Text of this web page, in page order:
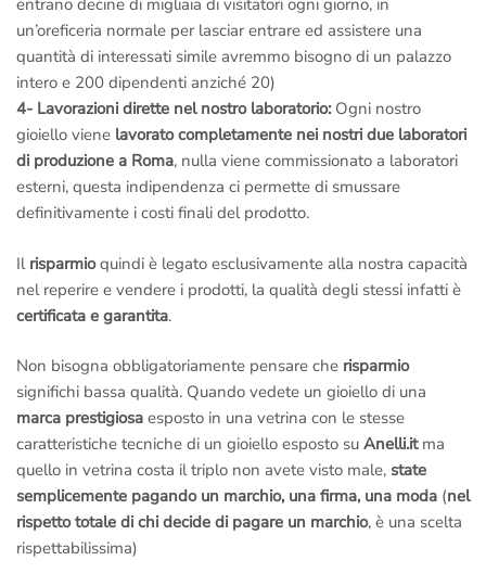
entrano decine di migliaia di visitatori ogni giorno, in
un’oreficeria normale per lasciar entrare ed assistere una
quantità di interessati simile avremmo bisogno di un palazzo
intero e 200 dipendenti anziché 20)
4- Lavorazioni dirette nel nostro laboratorio: Ogni nostro
gioiello viene lavorato completamente nei nostri due laboratori
di produzione a Roma, nulla viene commissionato a laboratori
esterni, questa indipendenza ci permette di smussare
definitivamente i costi finali del prodotto.
Il risparmioquindi è legato esclusivamente alla nostra capacità
nel reperire e vendere i prodotti, la qualità degli stessi infatti è
certificata e garantita.
Non bisogna obbligatoriamente pensare che risparmio
significhi bassa qualità. Quando vedete un gioiello di una
marca prestigiosa esposto in una vetrina con le stesse
caratteristiche tecniche di un gioiello esposto su Anelli.it ma
quello in vetrina costa il triplo non avete visto male, state
semplicemente pagando un marchio, una firma, una moda (nel
rispetto totale di chi decide di pagare un marchio, è una scelta
rispettabilissima)